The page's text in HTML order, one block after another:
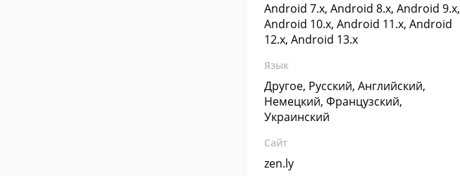
Android 7.x, Android 8.x, Android 9.x,
Android 10.x, Android 11.x, Android
12.x, Android 13.x
Язык
Другое, Русский, Английский,
Немецкий, Французский,
Украинский
Сайт
zen.ly